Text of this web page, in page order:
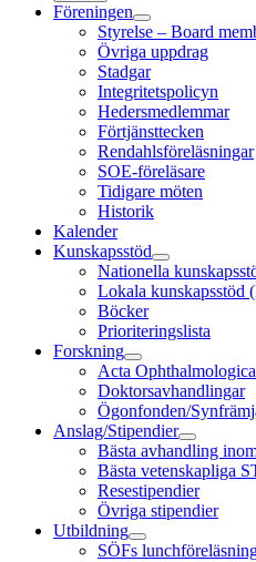
Föreningen
Styrelse – Board
Övriga uppdrag
Stadgar
Integritetspolicyn
Hedersmedlemmar
Förtjänsttecken
Rendahlsföreläsningar
SOE-föreläsare
Tidigare möten
Historik
Kalender
Kunskapsstöd
Nationella
Lokala kunskapsstöd
Böcker
Prioriteringslista
Forskning
Acta Ophthalmologica
Doktorsavhandlingar
Ögonfonden/
Anslag/Stipendier
Bästa avhandling
Bästa vetenskapliga
Resestipendier
Övriga stipendier
Utbildning
SÖFs